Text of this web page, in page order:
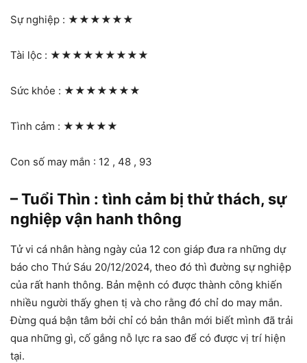
Sự nghiệp : ★★★★★★
Tài lộc : ★★★★★★★★★
Sức khỏe : ★★★★★★★
Tình cảm : ★★★★★
Con số may mắn : 12 , 48 , 93
– Tuổi Thìn : tình cảm bị thử thách, sự
nghiệp vận hanh thông
Tử vi cá nhân hàng ngày của 12 con giáp đưa ra những dự
báo cho Thứ Sáu 20/12/2024, theo đó thì đường sự nghiệp
của rất hanh thông. Bản mệnh có được thành công khiến
nhiều người thấy ghen tị và cho rằng đó chỉ do may mắn.
Đừng quá bận tâm bởi chỉ có bản thân mới biết mình đã trải
qua những gì, cố gắng nỗ lực ra sao để có được vị trí hiện
tại.